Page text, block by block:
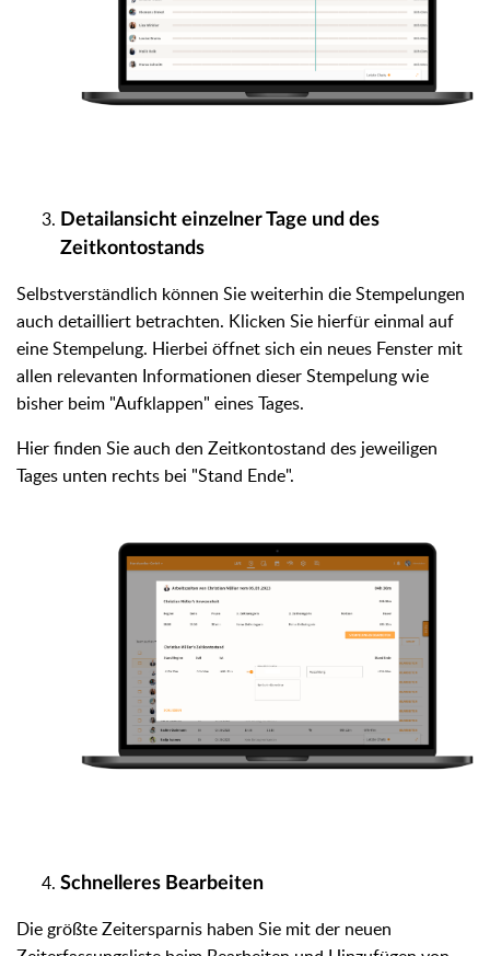
Detailansicht einzelner Tage und des
Zeitkontostands
Selbstverständlich können Sie weiterhin die Stempelungen
auch detailliert betrachten. Klicken Sie hierfür einmal auf
eine Stempelung. Hierbei öffnet sich ein neues Fenster mit
allen relevanten Informationen dieser Stempelung wie
bisher beim "Aufklappen" eines Tages.
Hier finden Sie auch den Zeitkontostand des jeweiligen
Tages unten rechts bei "Stand Ende".
Schnelleres Bearbeiten
Die größte Zeitersparnis haben Sie mit der neuen